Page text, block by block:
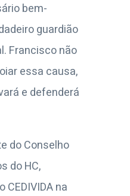
bem-
guardião
Francisco não
essa causa,
e defenderá
do Conselho
do HC,
CEDIVIDA na